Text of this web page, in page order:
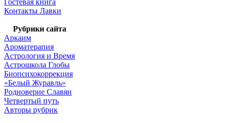
Гостевая книга
Контакты Лавки
Рубрики сайта
Аркаим
Ароматерапия
Астрология и Время
Астрошкола Глобы
Биопсихокоррекция
«Белый Журавль»
Родноверие Славян
Четвертый путь
Авторы рубрик